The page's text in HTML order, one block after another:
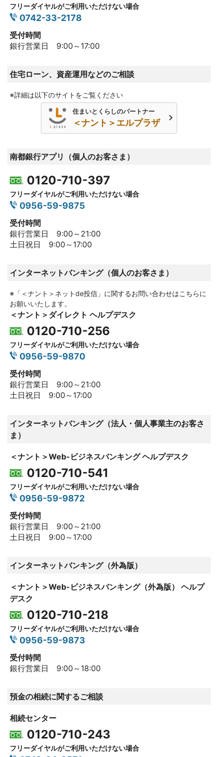
フリーダイヤルがご利用いただけない場合
0742-33-2178
受付時間
銀行営業日 9:00～17:00
住宅ローン、資産運用などのご相談
※詳細は以下のサイトをご覧ください
住まいとくらしのパートナー
＜ナント＞エルプラザ
南都銀行アプリ（個人のお客さま）
0120-710-397
フリーダイヤルがご利用いただけない場合
0956-59-9875
受付時間
銀行営業日 9:00～21:00
土日祝日 9:00～17:00
インターネットバンキング（個人のお客さま）
※「＜ナント＞ネットde投信」に関するお問い合わせはこちらに
お願いいたします。
＜ナント＞ダイレクト ヘルプデスク
0120-710-256
フリーダイヤルがご利用いただけない場合
0956-59-9870
受付時間
銀行営業日 9:00～21:00
土日祝日 9:00～17:00
インターネットバンキング（法人・個人事業主のお客さ
ま）
＜ナント＞Web-ビジネスバンキング ヘルプデスク
0120-710-541
フリーダイヤルがご利用いただけない場合
0956-59-9872
受付時間
銀行営業日 9:00～21:00
土日祝日 9:00～17:00
インターネットバンキング（外為版）
＜ナント＞Web-ビジネスバンキング（外為版） ヘルプ
デスク
0120-710-218
フリーダイヤルがご利用いただけない場合
0956-59-9873
受付時間
銀行営業日 9:00～18:00
預金の相続に関するご相談
相続センター
0120-710-243
フリーダイヤルがご利用いただけない場合